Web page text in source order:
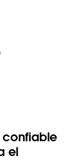
confiable
el